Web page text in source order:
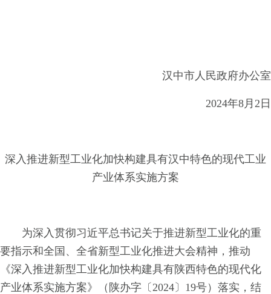
汉中市人民政府办公室
2024年8月2日
深入推进新型工业化加快构建具有汉中特色的现代工业
产业体系实施方案
为深入贯彻习近平总书记关于推进新型工业化的重
要指示和全国、全省新型工业化推进大会精神，推动
《深入推进新型工业化加快构建具有陕西特色的现代化
产业体系实施方案》（陕办字〔2024〕19号）落实，结